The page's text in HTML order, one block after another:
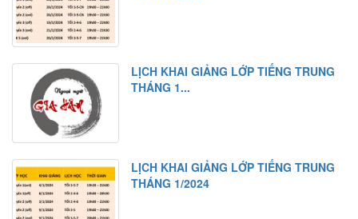
LỊCH KHAI GIẢNG LỚP TIẾNG TRUNG
THÁNG 1...
LỊCH KHAI GIẢNG LỚP TIẾNG TRUNG
THÁNG 1/2024